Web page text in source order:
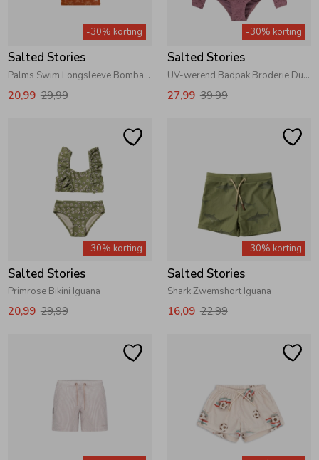
Rompers
Regenkleding &-laarzen
Zomeraccessoires
Kledingaccessoires
Beenmode
Rokken & Skorts
Jumpsuits
Blazers & Gilets
Leggings
Rompers
Regenkleding &-laarzen
Winteraccessoires
-30% korting
Salted Stories
Palms Swim Longsleeve Bombay Brown
20,99 29,99
-30% korting
Salted Stories
UV-werend Badpak Broderie Dusky Orchid
27,99 39,99
-30% korting
Salted Stories
Primrose Bikini Iguana
20,99 29,99
-30% korting
Salted Stories
Shark Zwemshort Iguana
16,09 22,99